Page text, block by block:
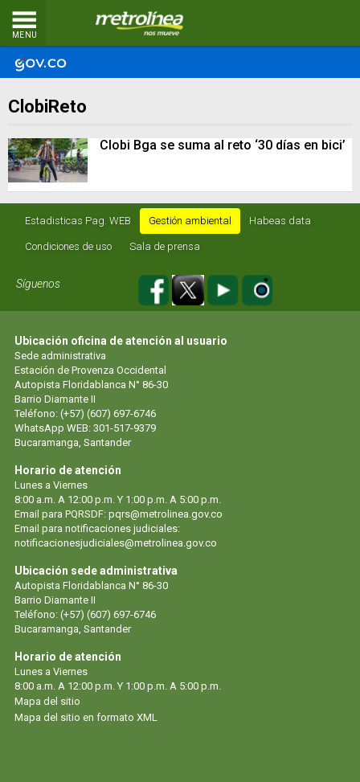
MENU
ClobiReto
Clobi Bga se suma al reto ‘30 días en bici’
Estadisticas Pag. WEB Gestión ambiental Habeas data
Condiciones de uso Sala de prensa
Síguenos
Ubicación oficina de atención al usuario
Sede administrativa
Estación de Provenza Occidental
Autopista Floridablanca N° 86-30
Barrio Diamante II
Teléfono: (+57) (607) 697-6746
WhatsApp WEB: 301-517-9379
Bucaramanga, Santander
Horario de atención
Lunes a Viernes
8:00 a.m. A 12:00 p.m. Y 1:00 p.m. A 5:00 p.m.
Email para PQRSDF: pqrs@metrolinea.gov.co
Email para notificaciones judiciales:
notificacionesjudiciales@metrolinea.gov.co
Ubicación sede administrativa
Autopista Floridablanca N° 86-30
Barrio Diamante II
Teléfono: (+57) (607) 697-6746
Bucaramanga, Santander
Horario de atención
Lunes a Viernes
8:00 a.m. A 12:00 p.m. Y 1:00 p.m. A 5:00 p.m.
Mapa del sitio
Mapa del sitio en formato XML